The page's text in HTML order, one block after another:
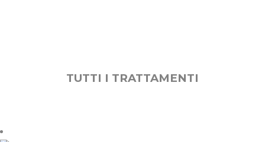
TUTTI I TRATTAMENTI